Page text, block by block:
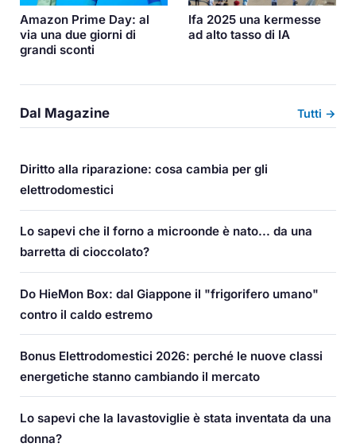
Amazon Prime Day: al
via una due giorni di
grandi sconti
Ifa 2025 una kermesse
ad alto tasso di IA
Dal Magazine Tutti →
Diritto alla riparazione: cosa cambia per gli
elettrodomestici
Lo sapevi che il forno a microonde è nato... da una
barretta di cioccolato?
Do HieMon Box: dal Giappone il "frigorifero umano"
contro il caldo estremo
Bonus Elettrodomestici 2026: perché le nuove classi
energetiche stanno cambiando il mercato
Lo sapevi che la lavastoviglie è stata inventata da una
donna?